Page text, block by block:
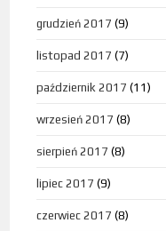
grudzień 2017 (9)
listopad 2017 (7)
październik 2017 (11)
wrzesień 2017 (8)
sierpień 2017 (8)
lipiec 2017 (9)
czerwiec 2017 (8)